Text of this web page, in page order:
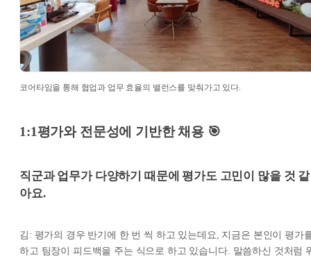
코어타임을 통해 협업과 업무 효율의 밸런스를 맞춰가고 있다.
1:1평가와 전문성에 기반한 채용 🎯
직군과 업무가 다양하기 때문에 평가도 고민이 많을 것 같
아요.
김: 평가의 경우 반기에 한 번 씩 하고 있는데요, 지금은 본인이 평가
하고 팀장이 피드백을 주는 식으로 하고 있습니다. 말씀하신 것처럼